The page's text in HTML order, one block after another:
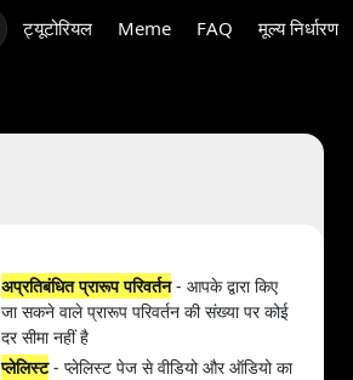
ट्यूटोरियल Meme FAQ मूल्य निर्धारण
अप्रतिबंधित प्रारूप परिवर्तन- आपके द्वारा किए
जा सकने वाले प्रारूप परिवर्तन की संख्या पर कोई
दर सीमा नहीं है
प्लेलिस्ट- प्लेलिस्ट पेज से वीडियो और ऑडियो का